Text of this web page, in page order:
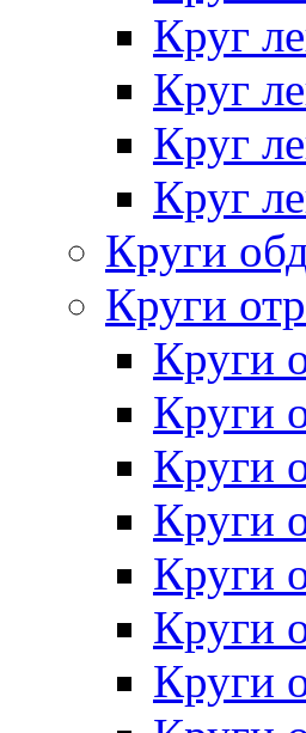
Круг
Круг
Круг
Круг
Круги
Круги
Круги
Круги
Круги
Круги
Круги
Круги
Круги